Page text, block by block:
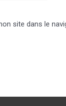
site dans le